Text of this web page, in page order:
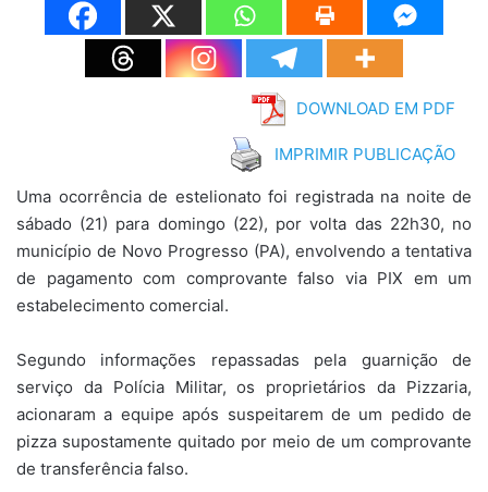
DOWNLOAD EM PDF
IMPRIMIR PUBLICAÇÃO
Uma ocorrência de estelionato foi registrada na noite de
sábado (21) para domingo (22), por volta das 22h30, no
município de Novo Progresso (PA), envolvendo a tentativa
de pagamento com comprovante falso via PIX em um
estabelecimento comercial.
Segundo informações repassadas pela guarnição de
serviço da Polícia Militar, os proprietários da Pizzaria,
acionaram a equipe após suspeitarem de um pedido de
pizza supostamente quitado por meio de um comprovante
de transferência falso.